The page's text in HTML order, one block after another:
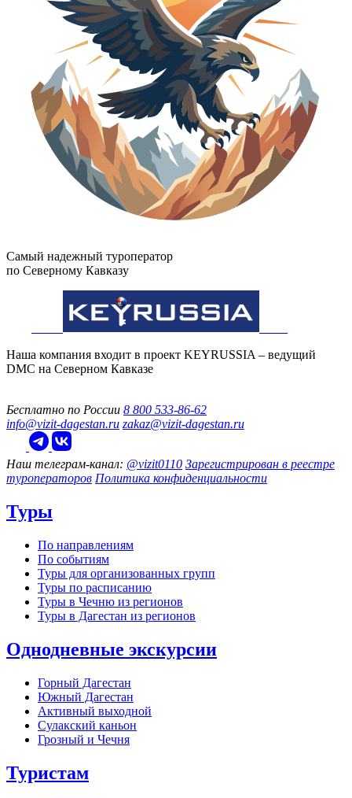
Самый надежный туроператор
по Северному Кавказу
Наша компания входит в проект KEYRUSSIA – ведущий
DMC на Северном Кавказе
Бесплатно по России 8 800 533-86-62
info@vizit-dagestan.ru zakaz@vizit-dagestan.ru
Наш телеграм‑канал: @vizit0110 Зарегистрирован в реестре
туроператоров Политика конфиденциальности
Туры
По направлениям
По событиям
Туры для организованных групп
Туры по расписанию
Туры в Чечню из регионов
Туры в Дагестан из регионов
Однодневные экскурсии
Горный Дагестан
Южный Дагестан
Активный выходной
Сулакский каньон
Грозный и Чечня
Туристам